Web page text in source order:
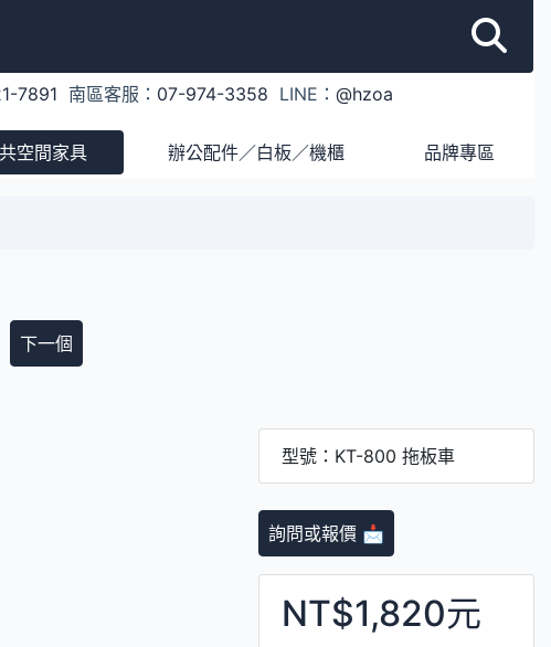
7891 南區客服： 07-974-3358 LINE：@hzoa
空間家具 辦公配件／白板／機櫃 品牌專區
下一個
型號：KT-800 拖板車
詢問或報價 📩
NT$1,820元